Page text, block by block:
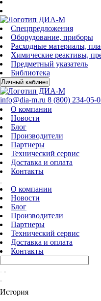
Спецпредложения
Оборудование, приборы
Расходные материалы,
Химические реактивы,
Предметный указатель
Библиотека
Личный кабинет
info@dia-m.ru 8 (800) 234-05-
О компании
Новости
Блог
Производители
Партнеры
Технический сервис
Доставка и оплата
Контакты
О компании
Новости
Блог
Производители
Партнеры
Технический сервис
Доставка и оплата
Контакты
История